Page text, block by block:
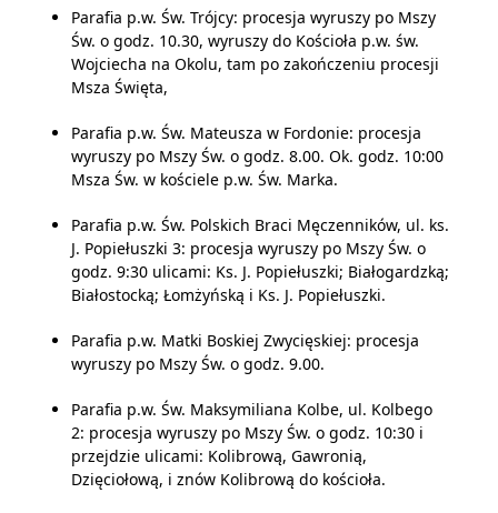
Parafia p.w. Św. Trójcy: procesja wyruszy po Mszy
Św. o godz. 10.30, wyruszy do Kościoła p.w. św.
Wojciecha na Okolu, tam po zakończeniu procesji
Msza Święta,
Parafia p.w. Św. Mateusza w Fordonie: procesja
wyruszy po Mszy Św. o godz. 8.00. Ok. godz. 10:00
Msza Św. w kościele p.w. Św. Marka.
Parafia p.w. Św. Polskich Braci Męczenników, ul. ks.
J. Popiełuszki 3: procesja wyruszy po Mszy Św. o
godz. 9:30 ulicami: Ks. J. Popiełuszki; Białogardzką;
Białostocką; Łomżyńską i Ks. J. Popiełuszki.
Parafia p.w. Matki Boskiej Zwycięskiej: procesja
wyruszy po Mszy Św. o godz. 9.00.
Parafia p.w. Św. Maksymiliana Kolbe, ul. Kolbego
2: procesja wyruszy po Mszy Św. o godz. 10:30 i
przejdzie ulicami: Kolibrową, Gawronią,
Dzięciołową, i znów Kolibrową do kościoła.